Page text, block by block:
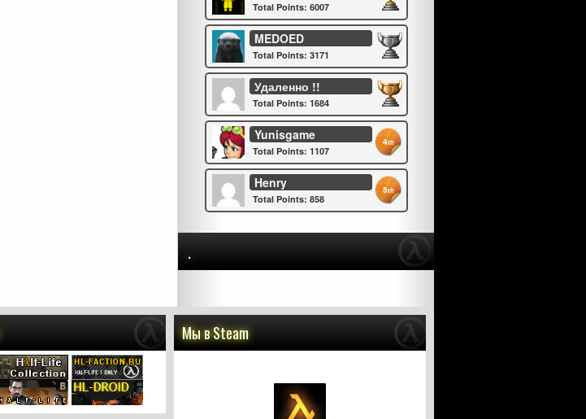
Total Points: 6007
MEDOED
Total Points: 3171
Удаленно !!
Total Points: 1684
Yunisgame
Total Points: 1107
4th
Henry
Total Points: 858
5th
.
Мы в Steam